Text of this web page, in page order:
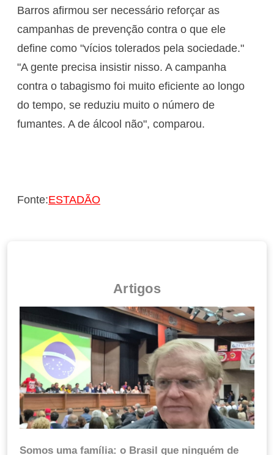
Barros afirmou ser necessário reforçar as
campanhas de prevenção contra o que ele
define como "vícios tolerados pela sociedade."
"A gente precisa insistir nisso. A campanha
contra o tabagismo foi muito eficiente ao longo
do tempo, se reduziu muito o número de
fumantes. A de álcool não", comparou.
Fonte:ESTADÃO
Artigos
Somos uma família: o Brasil que ninguém de